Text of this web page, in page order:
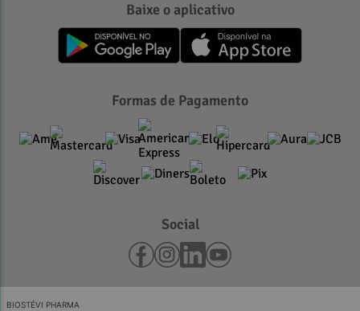
Baixe o aplicativo
Formas de Pagamento
Social
BIOSTÉVI PHARMA